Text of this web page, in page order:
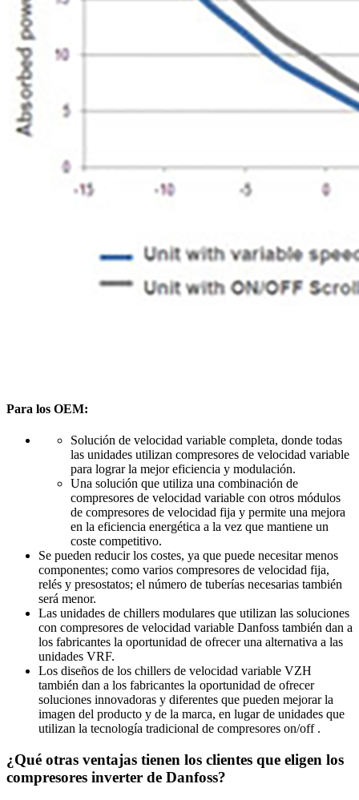
Para los OEM:
Solución de velocidad variable completa, donde todas
las unidades utilizan compresores de velocidad variable
para lograr la mejor eficiencia y modulación.
Una solución que utiliza una combinación de
compresores de velocidad variable con otros módulos
de compresores de velocidad fija y permite una mejora
en la eficiencia energética a la vez que mantiene un
coste competitivo.
Se pueden reducir los costes, ya que puede necesitar menos
componentes; como varios compresores de velocidad fija,
relés y presostatos; el número de tuberías necesarias también
será menor.
Las unidades de chillers modulares que utilizan las soluciones
con compresores de velocidad variable Danfoss también dan a
los fabricantes la oportunidad de ofrecer una alternativa a las
unidades VRF.
Los diseños de los chillers de velocidad variable VZH
también dan a los fabricantes la oportunidad de ofrecer
soluciones innovadoras y diferentes que pueden mejorar la
imagen del producto y de la marca, en lugar de unidades que
utilizan la tecnología tradicional de compresores on/off .
¿Qué otras ventajas tienen los clientes que eligen los
compresores inverter de Danfoss?